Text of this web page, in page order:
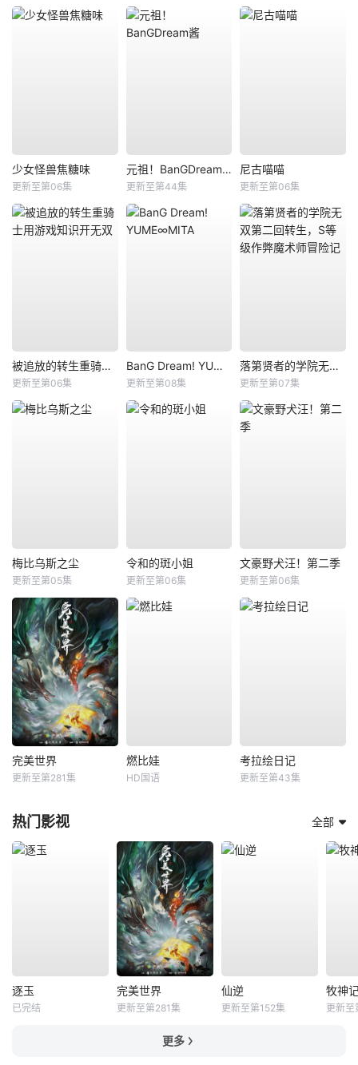
少女怪兽焦糖味
更新至第06集
元祖！BanGDream酱
更新至第44集
尼古喵喵
更新至第06集
被追放的转生重骑士用游戏知识开无双
更新至第06集
BanG Dream! YUME∞MITA
更新至第08集
落第贤者的学院无双第二回转生，S等级作弊魔术师冒险记
更新至第07集
梅比乌斯之尘
更新至第05集
令和的斑小姐
更新至第06集
文豪野犬汪！第二季
更新至第06集
完美世界
更新至第281集
燃比娃
HD国语
考拉绘日记
更新至第43集
热门影视 全部
逐玉
已完结
完美世界
更新至第281集
仙逆
更新至第152集
牧神
更新
更多